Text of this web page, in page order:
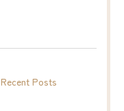
Recent Posts